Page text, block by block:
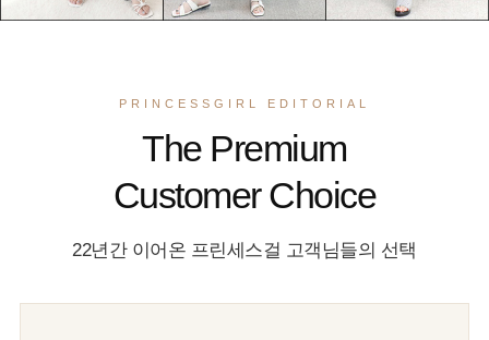
PRINCESSGIRL EDITORIAL
The Premium
Customer Choice
22년간 이어온 프린세스걸 고객님들의 선택